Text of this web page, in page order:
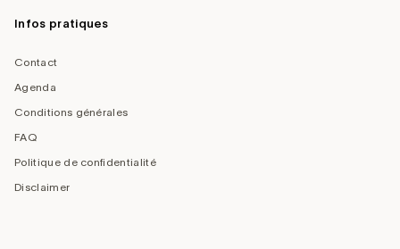
Infos pratiques
Contact
Agenda
Conditions générales
FAQ
Politique de confidentialité
Disclaimer